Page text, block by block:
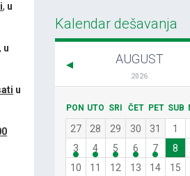
, u
, u
u
Kalendar dešavanja
AUGUST
2026
PON UTO SRI ČET PET SUB
27 28 29 30 31 1
3
4 5 6 7 8
10
11 12 13 14 15